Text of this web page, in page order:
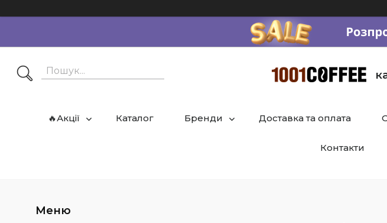
🔥Акції Каталог Бренди Доставка та оплата
Контакти